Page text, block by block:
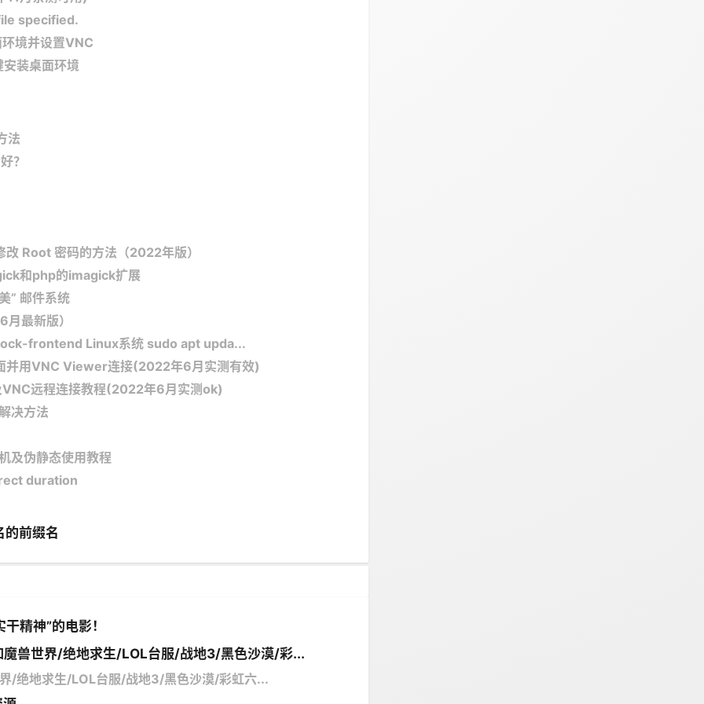
specified.
境并设置VNC
装桌面环境
法
？
Root 密码的方法（2022年版）
和php的imagick扩展
” 邮件系统
最新版）
frontend Linux系统 sudo apt upda...
并用VNC Viewer连接(2022年6月实测有效)
远程连接教程(2022年6月实测ok)
决方法
及伪静态使用教程
duration
的前缀名
精神”的电影！
兽世界/绝地求生/LOL台服/战地3/黑色沙漠/彩...
/绝地求生/LOL台服/战地3/黑色沙漠/彩虹六...